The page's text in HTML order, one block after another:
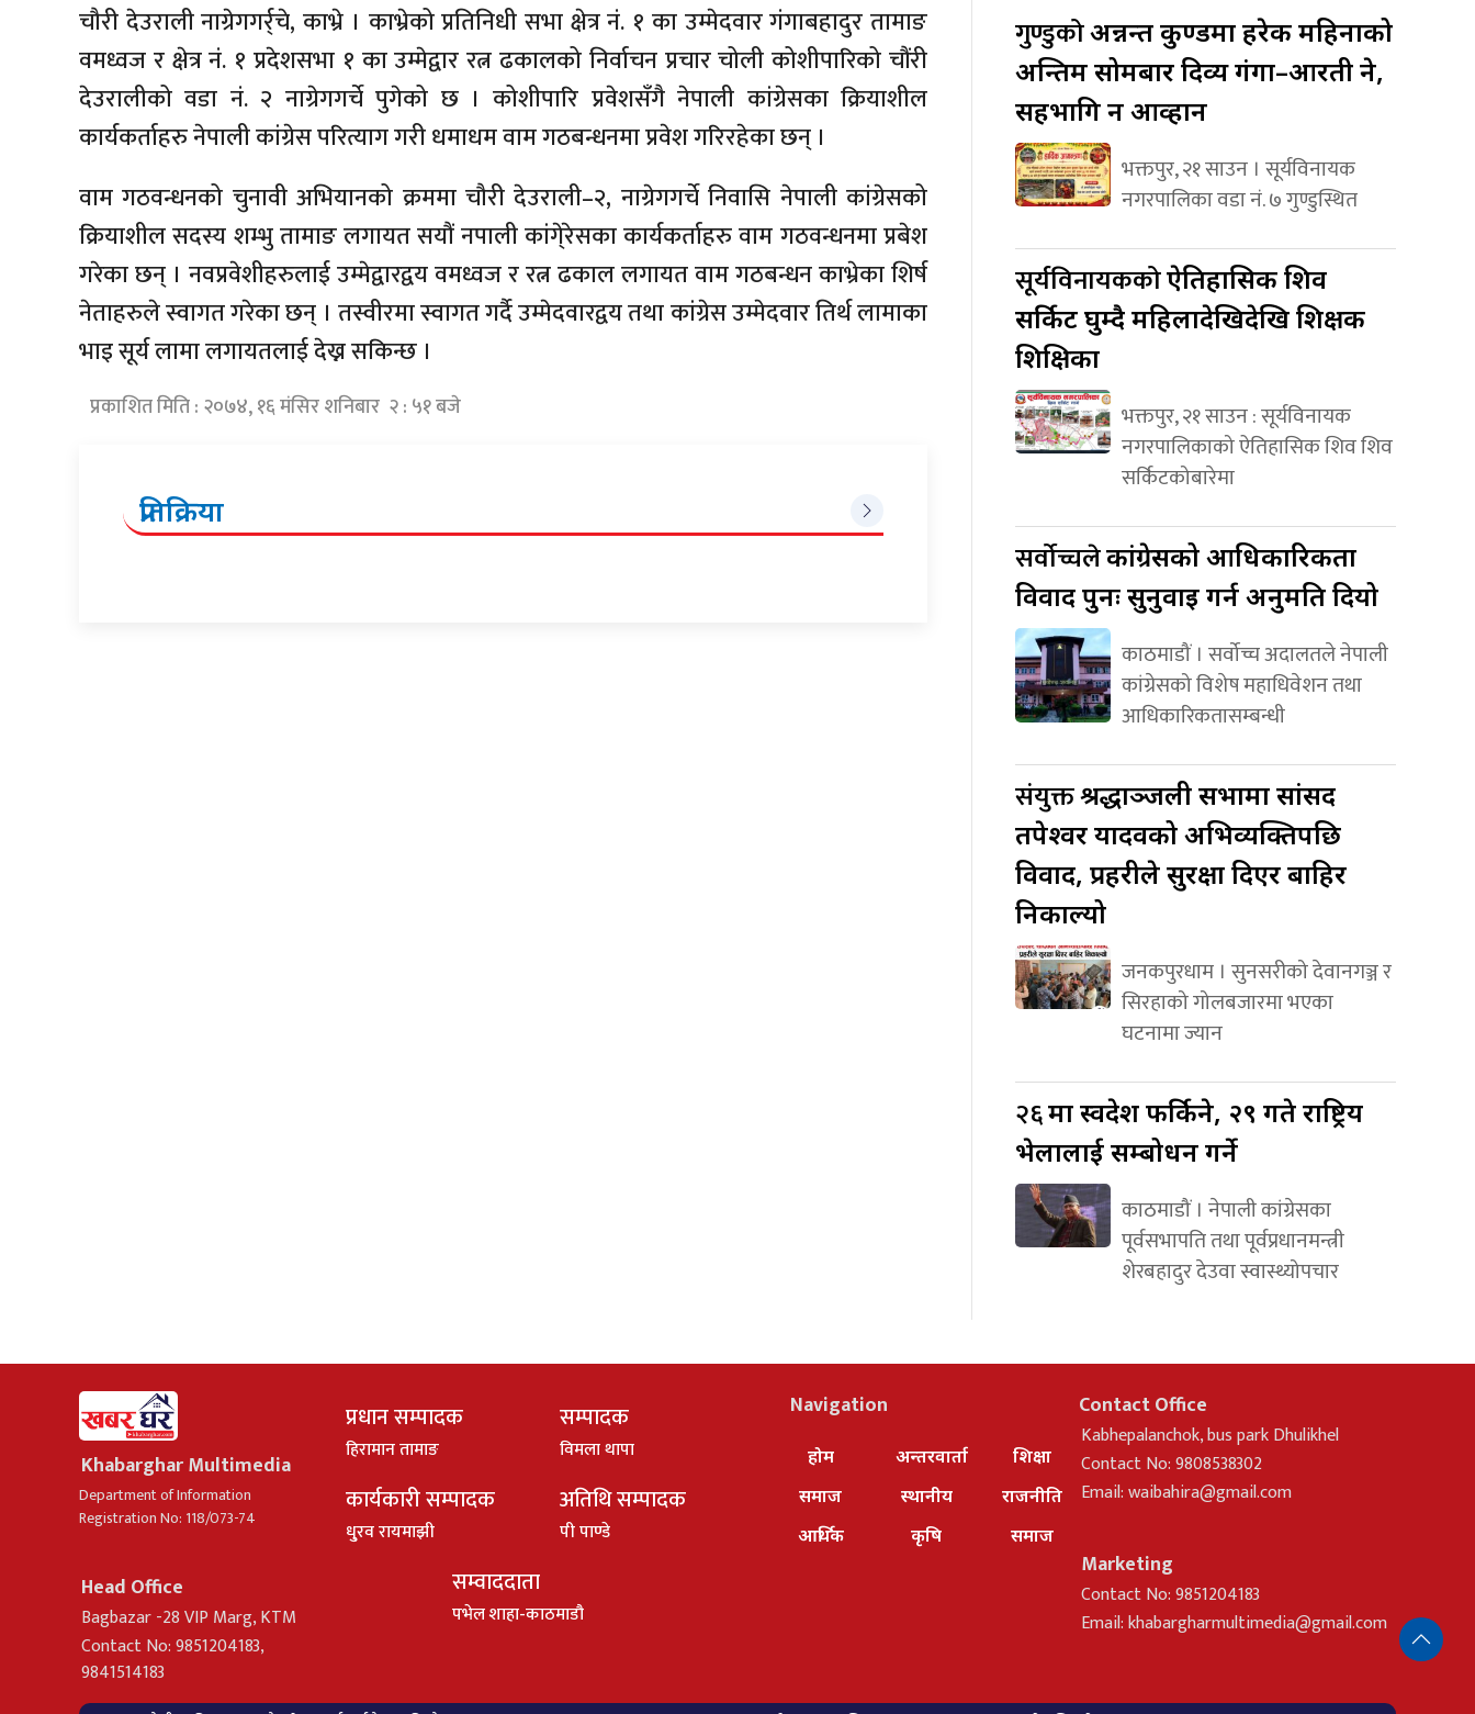
चौरी देउराली नाग्रेगगर्र्चे, काभ्रे । काभ्रेको प्रतिनिधी सभा क्षेत्र नं. १ का उम्मेदवार गंगाबहादुर तामाङ
वमध्वज र क्षेत्र नं. १ प्रदेशसभा १ का उम्मेद्वार रत्न ढकालको निर्वाचन प्रचार चोली कोशीपारिको चौंरी
देउरालीको वडा नं. २ नाग्रेगगर्चे पुगेको छ । कोशीपारि प्रवेशसँगै नेपाली कांग्रेसका क्रियाशील
कार्यकर्ताहरु नेपाली कांग्रेस परित्याग गरी धमाधम वाम गठबन्धनमा प्रवेश गरिरहेका छन् ।
वाम गठवन्धनको चुनावी अभियानको क्रममा चौरी देउराली–२, नाग्रेगगर्चे निवासि नेपाली कांग्रेसको
क्रियाशील सदस्य शम्भु तामाङ लगायत सयौं नपाली कांगे्रेसका कार्यकर्ताहरु वाम गठवन्धनमा प्रबेश
गरेका छन् । नवप्रवेशीहरुलाई उम्मेद्वारद्वय वमध्वज र रत्न ढकाल लगायत वाम गठबन्धन काभ्रेका शिर्ष
नेताहरुले स्वागत गरेका छन् । तस्वीरमा स्वागत गर्दै उम्मेदवारद्वय तथा कांग्रेस उम्मेदवार तिर्थ लामाका
भाइ सूर्य लामा लगायतलाई देख्न सकिन्छ ।
प्रकाशित मिति : २०७४, १६ मंसिर शनिबार २ : ५१ बजे
प्रतिक्रिया
गुण्डुकोअन्नन्त कुण्डमा हरेक महिनाको
अन्तिम सोमबार दिव्य गंगा–आरती हुने,
सहभागि हुन आव्हान
भक्तपुर, २१ साउन । सूर्यविनायक
नगरपालिका वडा नं. ७ गुण्डुस्थित
सूर्यविनायककोऐतिहासिक शिव
सर्किट घुम्दै महिलादेखिदेखि शिक्षक
शिक्षिका
भक्तपुर, २१ साउन : सूर्यविनायक
नगरपालिकाको ऐतिहासिक शिव शिव
सर्किटकोबारेमा
सर्वोच्चलेकांग्रेसको आधिकारिकता
विवाद पुनः सुनुवाइ गर्न अनुमति दियो
काठमाडौं । सर्वोच्च अदालतले नेपाली
कांग्रेसको विशेष महाधिवेशन तथा
आधिकारिकतासम्बन्धी
संयुक्तश्रद्धाञ्जली सभामा सांसद
तपेश्वर यादवको अभिव्यक्तिपछि
विवाद, प्रहरीले सुरक्षा दिएर बाहिर
निकाल्यो
जनकपुरधाम । सुनसरीको देवानगञ्ज र
सिरहाको गोलबजारमा भएका
घटनामा ज्यान
२६मा स्वदेश फर्किने, २९ गते राष्ट्रिय
भेलालाई सम्बोधन गर्ने
काठमाडौं । नेपाली कांग्रेसका
पूर्वसभापति तथा पूर्वप्रधानमन्त्री
शेरबहादुर देउवा स्वास्थ्योपचार
Khabarghar Multimedia
Department of Information
Registration No: 118/073-74
Head Office
Bagbazar -28 VIP Marg, KTM
Contact No: 9851204183,
9841514183
प्रधान सम्पादक
हिरामान तामाङ
सम्पादक
विमला थापा
कार्यकारी सम्पादक
धु्रव रायमाझी
अतिथि सम्पादक
पी पाण्डे
सम्वाददाता
पभेल शाहा-काठमाडौ
Navigation
होम
समाज
आर्थिक
अन्तरवार्ता
स्थानीय
कृषि
शिक्षा
राजनीति
समाज
Contact Office
Kabhepalanchok, bus park Dhulikhel
Contact No: 9808538302
Email:waibahira@gmail.com
Marketing
Contact No: 9851204183
Email:khabargharmultimedia@gmail.com